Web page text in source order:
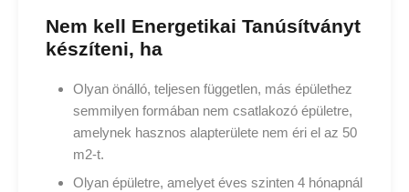
Nem kell Energetikai Tanúsítványt
készíteni, ha
Olyan önálló, teljesen független, más épülethez
semmilyen formában nem csatlakozó épületre,
amelynek hasznos alapterülete nem éri el az 50
m2-t.
Olyan épületre, amelyet éves szinten 4 hónapnál